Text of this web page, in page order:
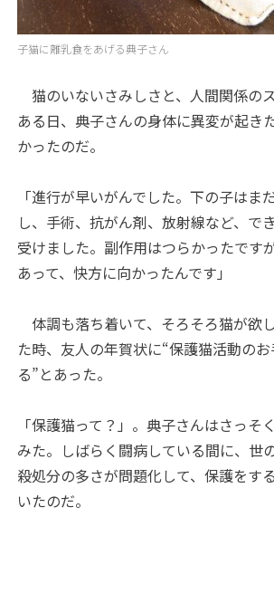
子猫に離乳食をあげる典子さん
猫のいないさみしさと、人間関係の
ある日、典子さんの身体に異変が起き
かったのだ。
「進行が早いがんでした。下の子はま
し、手術、抗がん剤、放射線など、で
受けました。副作用はつらかったです
あって、快方に向かったんです」
体調も落ち着いて、そろそろ猫が欲
た時、友人の年賀状に“保護猫活動の
る”とあった。
「保護猫って？」。典子さんはさっそ
みた。しばらく闘病している間に、世
殺処分の多さが問題化して、保護をす
いたのだ。